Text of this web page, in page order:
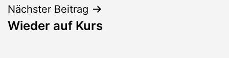
Nächster Beitrag
Wieder auf Kurs